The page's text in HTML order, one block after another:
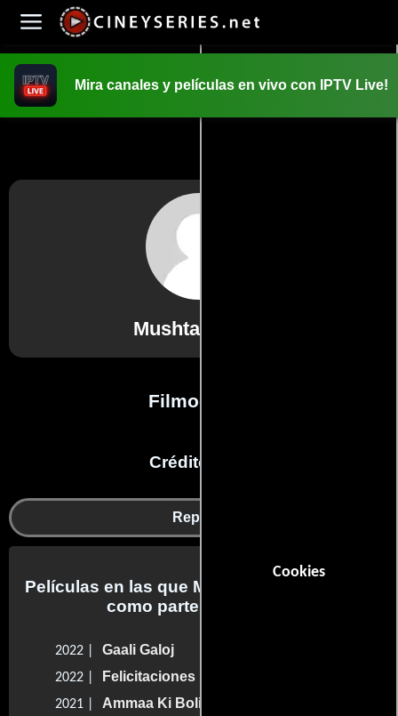
Cookies
Mira canales y películas en vivo con IPTV Live!
Mushtaq Khan
Filmografía
Créditos en:
Reparto
Películas en las que Mushtaq Khan trabajo
como parte del reparto
2022 | Gaali Galoj
2022 | Felicitaciones por la boda
2021 | Ammaa Ki Boli